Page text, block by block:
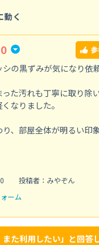
動く
の黒ずみが気になり依
った汚れも丁寧に取り除
なりました。
、部屋全体が明るい印
投稿者：みやぞん
ーム
また利用したい」と回答